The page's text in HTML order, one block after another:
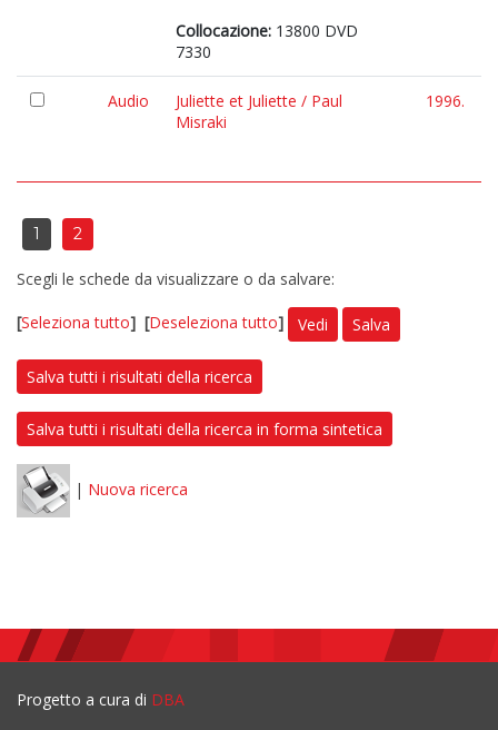
Collocazione: 13800 DVD
7330
Audio
Juliette et Juliette / Paul
Misraki
1996.
1 2
Scegli le schede da visualizzare o da salvare:
[Seleziona tutto] [Deseleziona tutto] Vedi Salva
Salva tutti i risultati della ricerca
Salva tutti i risultati della ricerca in forma sintetica
| Nuova ricerca
Progetto a cura di DBA